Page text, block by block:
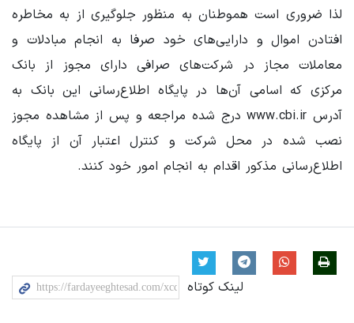
لذا ضروری است هموطنان به منظور جلوگیری از به مخاطره
افتادن اموال و دارایی‌های خود صرفا به انجام مبادلات و
معاملات مجاز در شرکت‌های صرافی دارای مجوز از بانک
مرکزی که اسامی آن‌ها در پایگاه اطلاع‌رسانی این بانک به
آدرس www.cbi.ir درج شده مراجعه و پس از مشاهده مجوز
نصب شده در محل شرکت و کنترل اعتبار آن از پایگاه
اطلاع‌رسانی مذکور اقدام به انجام امور خود کنند.
لینک کوتاه